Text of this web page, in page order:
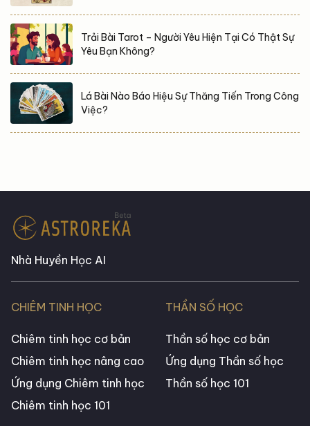
Trải Bài Tarot – Người Yêu Hiện Tại Có Thật Sự
Yêu Bạn Không?
Lá Bài Nào Báo Hiệu Sự Thăng Tiến Trong Công
Việc?
Nhà Huyền Học AI
CHIÊM TINH HỌC
Chiêm tinh học cơ bản
Chiêm tinh học nâng cao
Ứng dụng Chiêm tinh học
Chiêm tinh học 101
THẦN SỐ HỌC
Thần số học cơ bản
Ứng dụng Thần số học
Thần số học 101